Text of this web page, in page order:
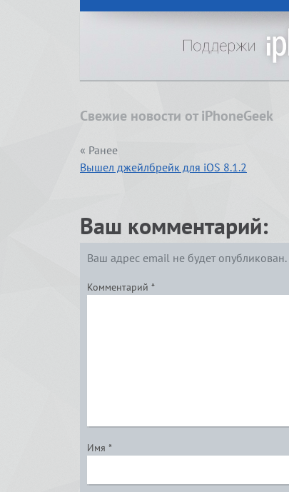
Свежие новости от iPhoneGeek
« Ранее
Вышел джейлбрейк для iOS 8.1.2
Ваш комментарий:
Ваш адрес email не будет опубликован.
Комментарий *
Имя *